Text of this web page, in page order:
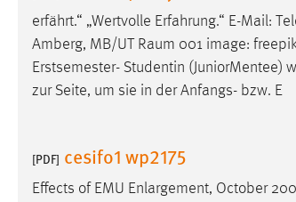
erfährt.“ „Wertvolle Erfahrung.“ E-Mail:
Amberg, MB/UT Raum 001 image:
Erstsemester- Studentin (JuniorMentee)
zur Seite, um sie in der Anfangs- bzw. E
[PDF] cesifo1 wp2175
Effects of EMU Enlargement, October
mibew_locale, mibew-chat-
5e9dbeb1811c0446
Zweck:
Wird benötigt um die
nutzen zu können.
Sitzungslaufzeit,